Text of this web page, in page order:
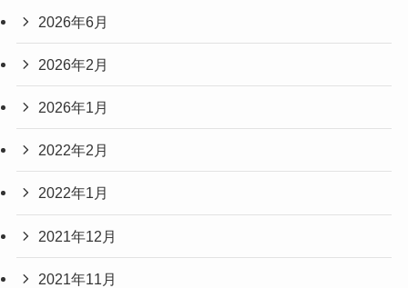
2026年6月
2026年2月
2026年1月
2022年2月
2022年1月
2021年12月
2021年11月